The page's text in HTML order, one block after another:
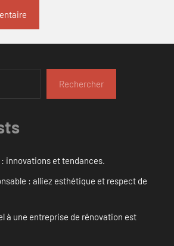
Rechercher
innovations et tendances.
: alliez esthétique et respect de
à une entreprise de rénovation est